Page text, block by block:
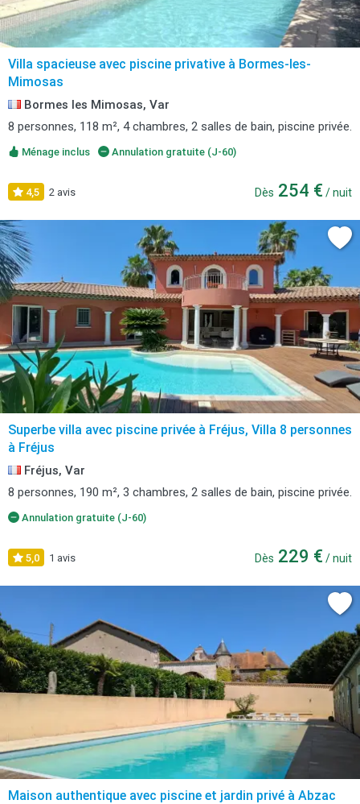
Villa spacieuse avec piscine privative à Bormes-les-
Mimosas
Bormes les Mimosas, Var
8 personnes, 118 m², 4 chambres, 2 salles de bain, piscine privée.
Ménage inclus Annulation gratuite (J-60)
4,5 2 avis Dès 254 € / nuit
Superbe villa avec piscine privée à Fréjus, Villa 8 personnes
à Fréjus
Fréjus, Var
8 personnes, 190 m², 3 chambres, 2 salles de bain, piscine privée.
Annulation gratuite (J-60)
5,0 1 avis Dès 229 € / nuit
Maison authentique avec piscine et jardin privé à Abzac